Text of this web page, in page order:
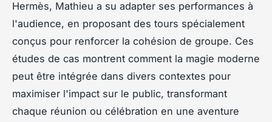
Hermès, Mathieu a su adapter ses performances à
l'audience, en proposant des tours spécialement
conçus pour renforcer la cohésion de groupe. Ces
études de cas montrent comment la magie moderne
peut être intégrée dans divers contextes pour
maximiser l'impact sur le public, transformant
chaque réunion ou célébration en une aventure